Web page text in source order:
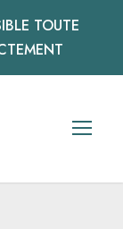
TOUTE